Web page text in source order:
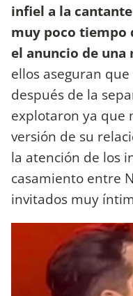
infiel a la
muy poco tiempo
el anuncio de una
ellos aseguran
después de la
explotaron ya que
versión de su
la atención de los
casamiento entre
invitados muy